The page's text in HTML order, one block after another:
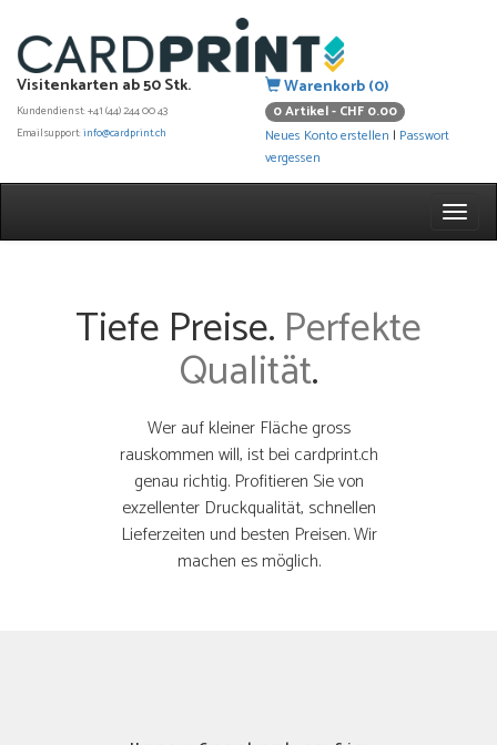
Visitenkarten ab 50 Stk.
Kundendienst: +41 (44) 244 00 43
Emailsupport:info@cardprint.ch
Warenkorb (0)
0 Artikel - CHF 0.00
Neues Konto erstellen | Passwort
vergessen
Tiefe Preise. Perfekte
Qualität.
Wer auf kleiner Fläche gross
rauskommen will, ist bei cardprint.ch
genau richtig. Profitieren Sie von
exzellenter Druckqualität, schnellen
Lieferzeiten und besten Preisen. Wir
machen es möglich.